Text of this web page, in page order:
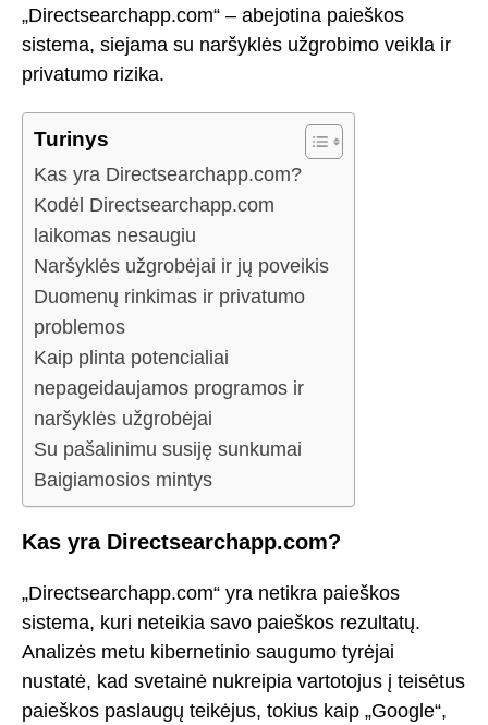
„Directsearchapp.com“ – abejotina paieškos
sistema, siejama su naršyklės užgrobimo veikla ir
privatumo rizika.
Turinys
Kas yra Directsearchapp.com?
Kodėl Directsearchapp.com
laikomas nesaugiu
Naršyklės užgrobėjai ir jų poveikis
Duomenų rinkimas ir privatumo
problemos
Kaip plinta potencialiai
nepageidaujamos programos ir
naršyklės užgrobėjai
Su pašalinimu susiję sunkumai
Baigiamosios mintys
Kas yra Directsearchapp.com?
„Directsearchapp.com“ yra netikra paieškos
sistema, kuri neteikia savo paieškos rezultatų.
Analizės metu kibernetinio saugumo tyrėjai
nustatė, kad svetainė nukreipia vartotojus į teisėtus
paieškos paslaugų teikėjus, tokius kaip „Google“,